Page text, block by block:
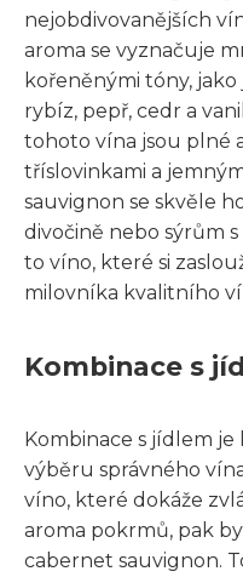
nejobdivovanějších
aroma se vyznačuje
kořeněnými tóny,
rybíz, pepř, cedr a
tohoto vína jsou plné
tříslovinkami a
sauvignon se skvěle
divočině nebo sýrům
to víno, které si
milovníka kvalitního
Kombinace s
Kombinace s jídlem
výběru správného
víno, které dokáže
aroma pokrmů, pak
cabernet sauvignon.